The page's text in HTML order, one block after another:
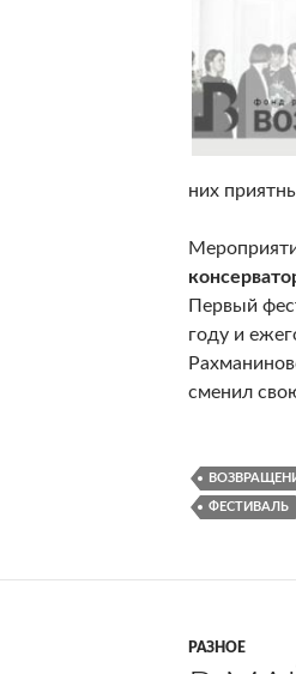
них
Первый
году и
сменил
ФЕСТИВАЛЬ
РАЗНОЕ